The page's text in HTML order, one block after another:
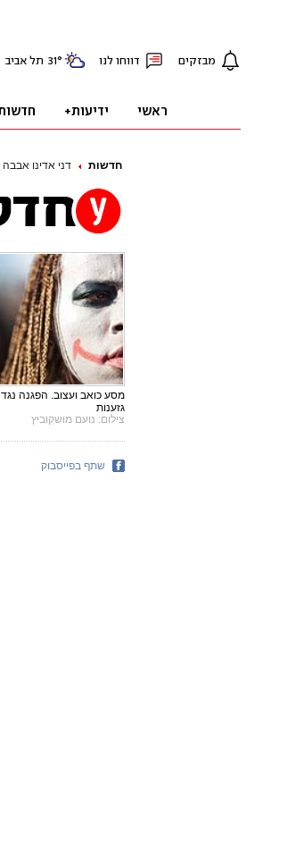
חדשות דני אדינו אבבה
מסע כואב ועצוב. הפגנה נגד
גזענות
צילום: נועם מושקוביץ
שתף בפייסבוק